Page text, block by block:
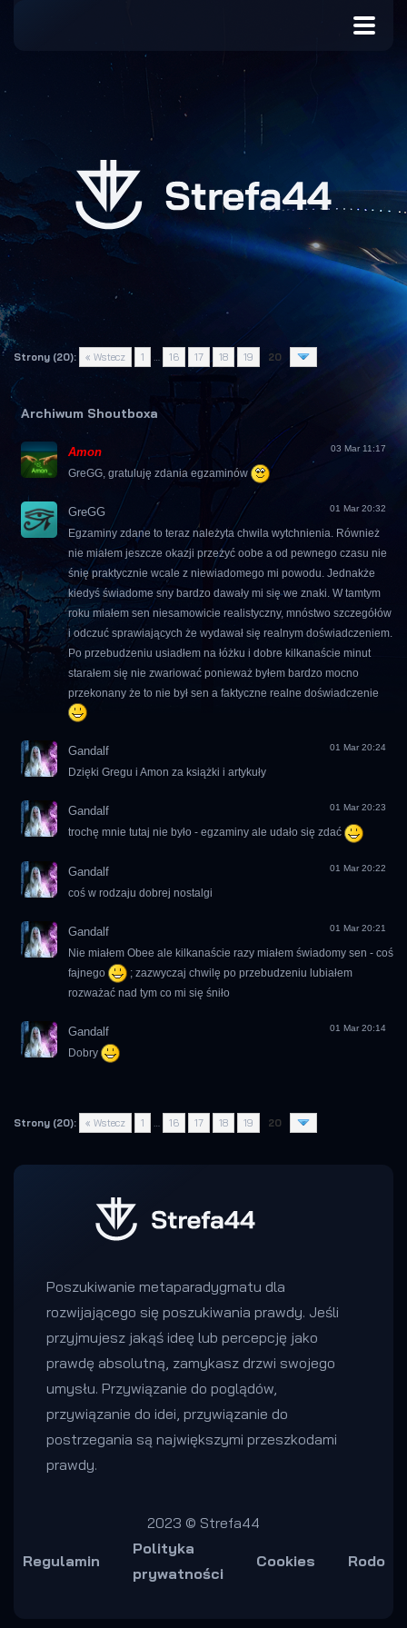
Strony (20): « Wstecz 1 … 16 17 18 19 20
Archiwum Shoutboxa
Amon
GreGG, gratuluję zdania egzaminów
03 Mar 11:17
GreGG
Egzaminy zdane to teraz należyta chwila wytchnienia. Również
nie miałem jeszcze okazji przeżyć oobe a od pewnego czasu nie
śnię praktycznie wcale z niewiadomego mi powodu. Jednakże
kiedyś świadome sny bardzo dawały mi się we znaki. W tamtym
roku miałem sen niesamowicie realistyczny, mnóstwo szczegółów
i odczuć sprawiających że wydawał się realnym doświadczeniem.
Po przebudzeniu usiadłem na łóżku i dobre kilkanaście minut
starałem się nie zwariować ponieważ byłem bardzo mocno
przekonany że to nie był sen a faktyczne realne doświadczenie
01 Mar 20:32
Gandalf
Dzięki Gregu i Amon za książki i artykuły
01 Mar 20:24
Gandalf
trochę mnie tutaj nie było - egzaminy ale udało się zdać
01 Mar 20:23
Gandalf
coś w rodzaju dobrej nostalgi
01 Mar 20:22
Gandalf
Nie miałem Obee ale kilkanaście razy miałem świadomy sen - coś
fajnego
; zazwyczaj chwilę po przebudzeniu lubiałem
rozważać nad tym co mi się śniło
01 Mar 20:21
Gandalf
Dobry
01 Mar 20:14
Strony (20): « Wstecz 1 … 16 17 18 19 20
Poszukiwanie metaparadygmatu dla
rozwijającego się poszukiwania prawdy. Jeśli
przyjmujesz jakąś ideę lub percepcję jako
prawdę absolutną, zamykasz drzwi swojego
umysłu. Przywiązanie do poglądów,
przywiązanie do idei, przywiązanie do
postrzegania są największymi przeszkodami
prawdy.
2023 © Strefa44
Regulamin
Polityka
prywatności
Cookies Rodo